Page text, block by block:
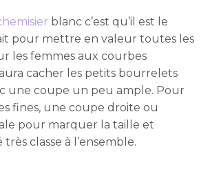
blanc c’est qu’il est le
pour mettre en valeur toutes les
les femmes aux courbes
cacher les petits bourrelets
une coupe un peu ample. Pour
fines, une coupe droite ou
pour marquer la taille et
classe à l’ensemble.